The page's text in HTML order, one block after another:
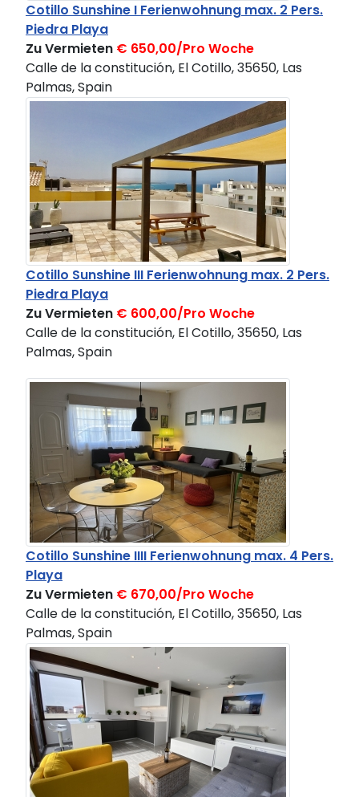
Cotillo Sunshine I Ferienwohnung max. 2 Pers.
Piedra Playa
Zu Vermieten € 650,00/Pro Woche
Calle de la constitución, El Cotillo, 35650, Las
Palmas, Spain
Cotillo Sunshine III Ferienwohnung max. 2 Pers.
Piedra Playa
Zu Vermieten € 600,00/Pro Woche
Calle de la constitución, El Cotillo, 35650, Las
Palmas, Spain
Cotillo Sunshine IIII Ferienwohnung max. 4 Pers.
Playa
Zu Vermieten € 670,00/Pro Woche
Calle de la constitución, El Cotillo, 35650, Las
Palmas, Spain